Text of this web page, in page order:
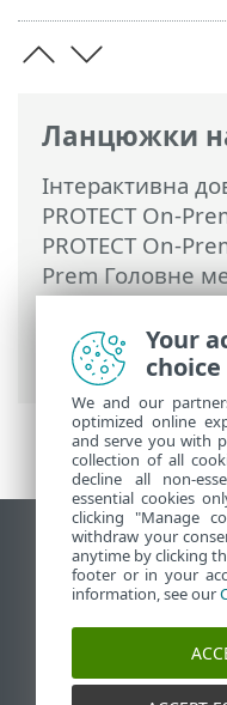
Ланцюжки
Інтерактивна
PROTECT On-
PROTECT On-
Prem Головне
Завдання
статичної групи
статичної
Переглянути
End of Life
База знань ESET
Форум ESET
ESET Status Portal
Your
choice
We and our
optimized online
and serve you with
collection of all
decline all non-
essential cookies
clicking "Manage
withdraw your
anytime by clicking
footer or in your
information, see our